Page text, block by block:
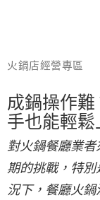
火鍋店經營專區
成鍋操作
手也能輕鬆
對火鍋餐廳業
期的挑戰，特
況下，餐廳火